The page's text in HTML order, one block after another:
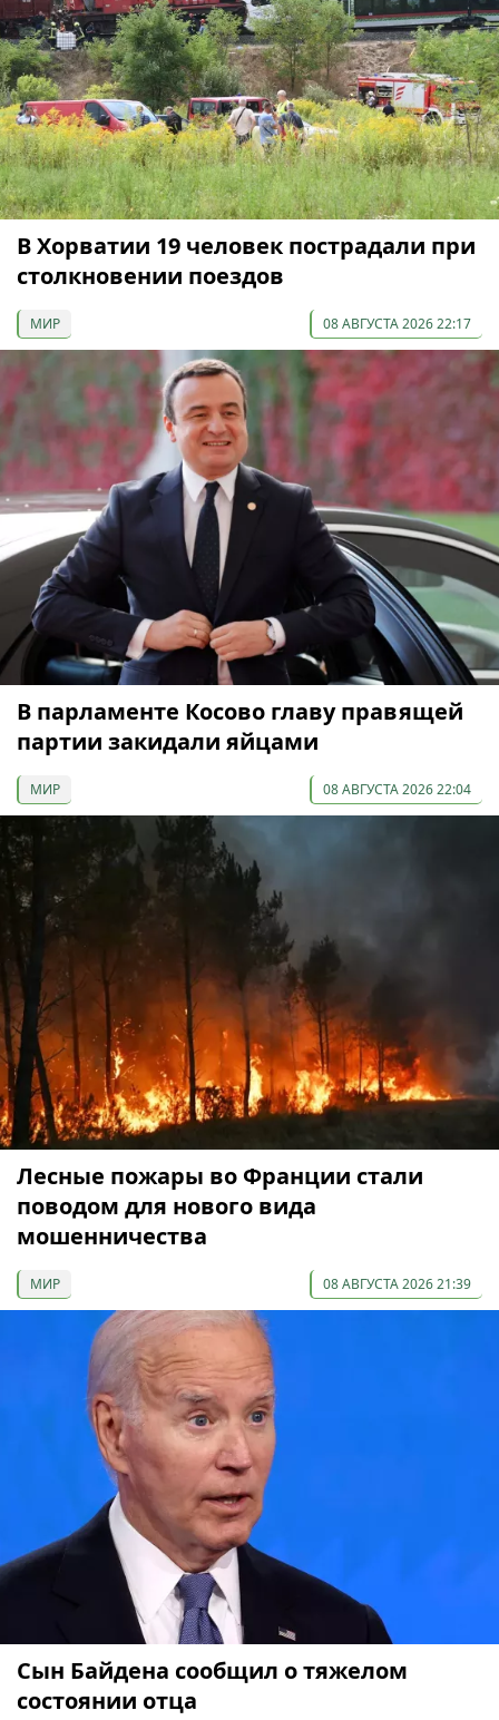
В Хорватии 19 человек пострадали при
столкновении поездов
МИР 08 АВГУСТА 2026 22:17
В парламенте Косово главу правящей
партии закидали яйцами
МИР 08 АВГУСТА 2026 22:04
Лесные пожары во Франции стали
поводом для нового вида
мошенничества
МИР 08 АВГУСТА 2026 21:39
Сын Байдена сообщил о тяжелом
состоянии отца